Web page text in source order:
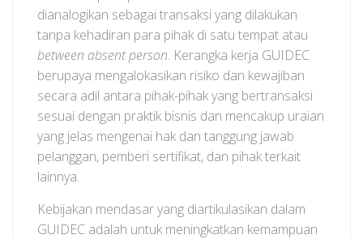
dianalogikan sebagai transaksi yang dilakukan
tanpa kehadiran para pihak di satu tempat atau
between absent person. Kerangka kerja GUIDEC
berupaya mengalokasikan risiko dan kewajiban
secara adil antara pihak-pihak yang bertransaksi
sesuai dengan praktik bisnis dan mencakup uraian
yang jelas mengenai hak dan tanggung jawab
pelanggan, pemberi sertifikat, dan pihak terkait
lainnya.
Kebijakan mendasar yang diartikulasikan dalam
GUIDEC adalah untuk meningkatkan kemampuan